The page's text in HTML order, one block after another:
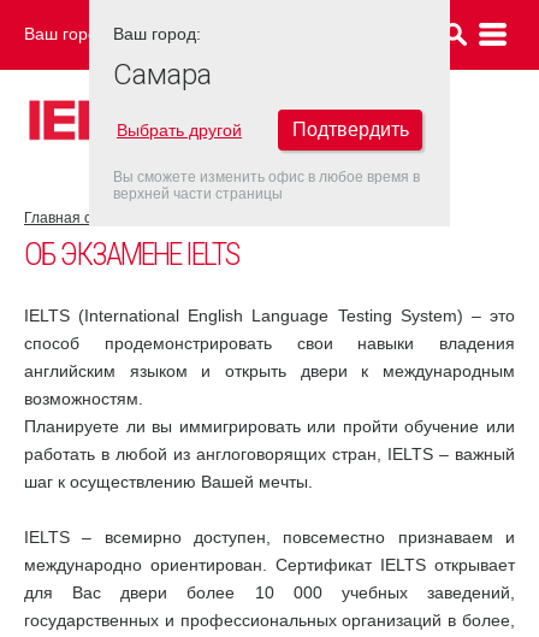
Ваш город: САМАРА
Главная страница
ОБ ЭКЗАМЕНЕ IELTS
IELTS (International English Language Testing System) – это
способ продемонстрировать свои навыки владения
английским языком и открыть двери к международным
возможностям.
Планируете ли вы иммигрировать или пройти обучение или
работать в любой из англоговорящих стран, IELTS – важный
шаг к осуществлению Вашей мечты.
IELTS – всемирно доступен, повсеместно признаваем и
международно ориентирован. Сертификат IELTS открывает
для Вас двери более 10 000 учебных заведений,
государственных и профессиональных организаций в более,
Ваш город:
Самара
Выбрать другой Подтвердить
Вы сможете изменить офис в любое время в
верхней части страницы